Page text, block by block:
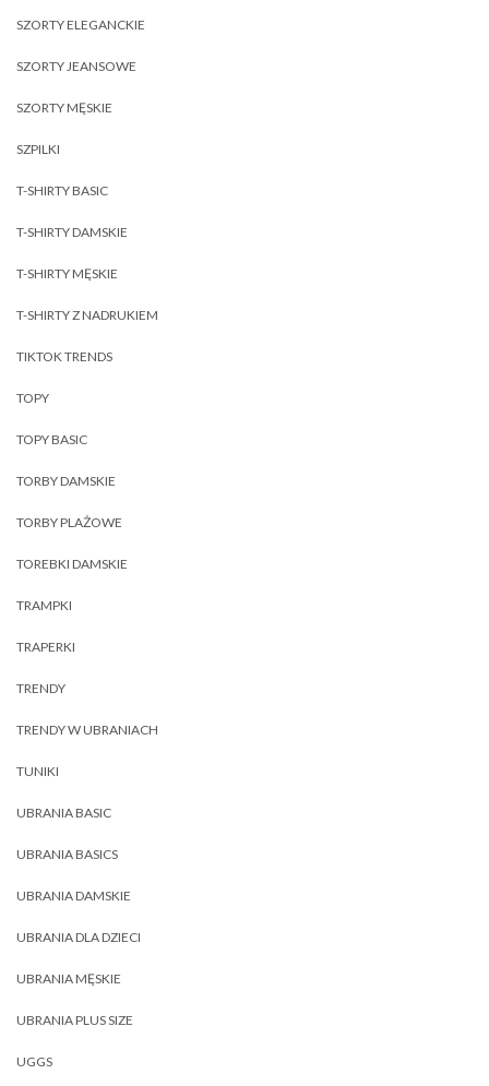
SZORTY ELEGANCKIE
SZORTY JEANSOWE
SZORTY MĘSKIE
SZPILKI
T-SHIRTY BASIC
T-SHIRTY DAMSKIE
T-SHIRTY MĘSKIE
T-SHIRTY Z NADRUKIEM
TIKTOK TRENDS
TOPY
TOPY BASIC
TORBY DAMSKIE
TORBY PLAŻOWE
TOREBKI DAMSKIE
TRAMPKI
TRAPERKI
TRENDY
TRENDY W UBRANIACH
TUNIKI
UBRANIA BASIC
UBRANIA BASICS
UBRANIA DAMSKIE
UBRANIA DLA DZIECI
UBRANIA MĘSKIE
UBRANIA PLUS SIZE
UGGS